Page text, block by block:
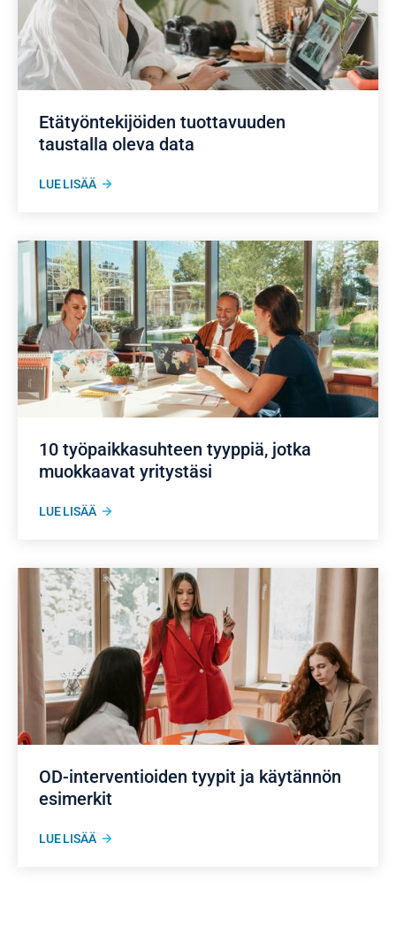
Etätyöntekijöiden tuottavuuden
taustalla oleva data
LUE LISÄÄ
10 työpaikkasuhteen tyyppiä, jotka
muokkaavat yritystäsi
LUE LISÄÄ
OD-interventioiden tyypit ja käytännön
esimerkit
LUE LISÄÄ